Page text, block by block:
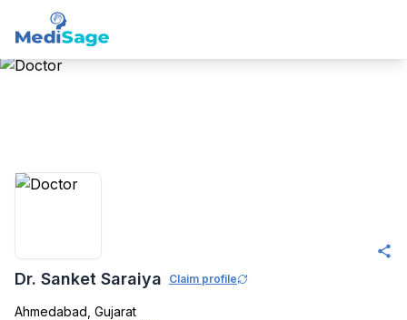
Dr. Sanket Saraiya Claim profile
Ahmedabad Gujarat